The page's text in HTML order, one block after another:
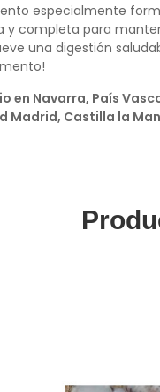
especialmente
completa para
una digestión
Navarra, País
Madrid, Castilla la